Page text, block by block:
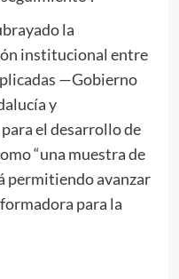
la
institucional entre
—Gobierno
y
el desarrollo de
“una muestra de
permitiendo avanzar
para la